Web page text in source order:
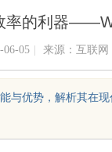
率的利器
06-05 来源：互联网
与优势，解析其在